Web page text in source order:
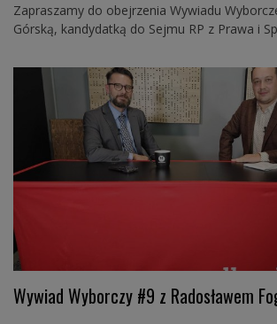
Zapraszamy do obejrzenia Wywiadu
Górską, kandydatką do Sejmu RP z Prawa i
Wywiad Wyborczy #9 z Radosławem